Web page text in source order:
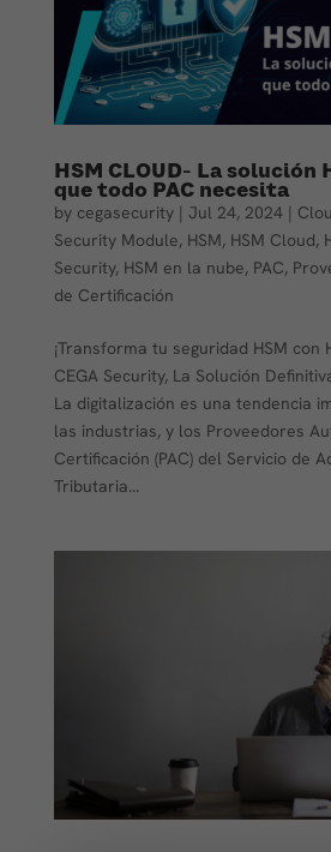
HSM CLOUD- La solución
que todo PAC necesita
by cegasecurity| Jul 24, 2024|
Security Module, HSM, HSM Cloud,
Security, HSM en la nube, PAC,
de Certificación
¡Transforma tu seguridad HSM con
CEGA Security, La Solución
La digitalización es una tendencia
las industrias, y los Proveedores
Certificación (PAC) del Servicio de
Tributaria...